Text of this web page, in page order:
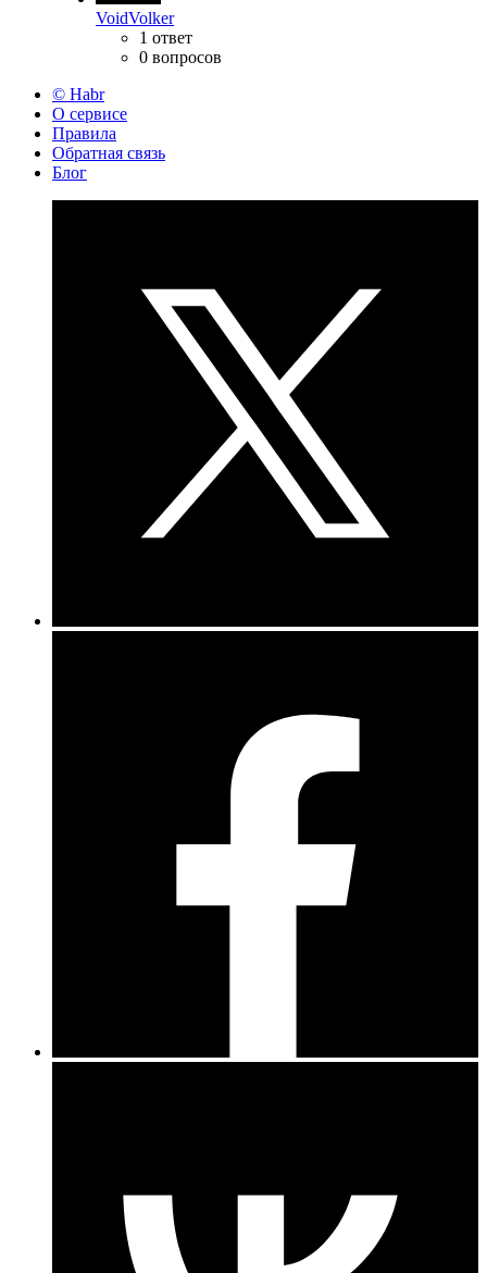
VoidVolker
1 ответ
0 вопросов
© Habr
О сервисе
Правила
Обратная связь
Блог